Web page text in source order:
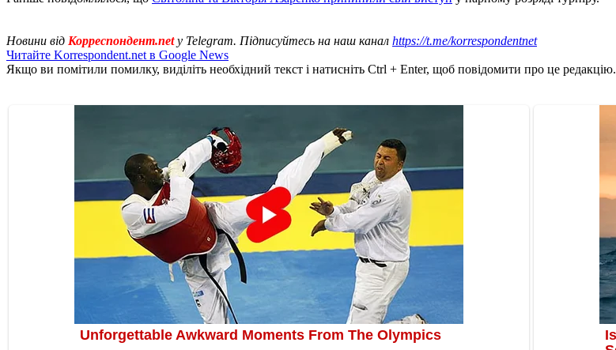
Новини від Корреспондент.netу Telegram. Підписуйтесь на наш канал https://t.me/korrespondentnet
Читайте Korrespondent.net в Google News
Якщо ви помітили помилку, виділіть необхідний текст і натисніть Ctrl + Enter, щоб повідомити про це редакцію.